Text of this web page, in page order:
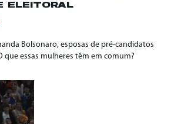
ELEITORAL
Bolsonaro, esposas de pré-candidatos
que essas mulheres têm em comum?